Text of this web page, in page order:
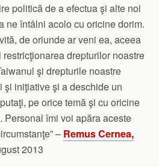
politică de a efectua şi alte noi
ne întâlni acolo cu oricine dorim.
de oriunde ar veni ea, aceea
drepturilor noastre
şi drepturile noastre
şi iniţiative şi a deschide un
pe orice temă şi cu oricine
Personal îmi voi apăra aceste
– Remus Cernea,
2013